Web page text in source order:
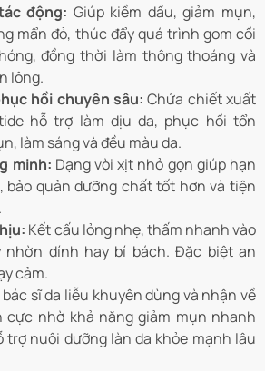
động: Giúp kiềm dầu, giảm mụn,
mẩn đỏ, thúc đẩy quá trình gom cồi
đồng thời làm thông thoáng và
lông.
hồi chuyên sâu: Chứa chiết xuất
hỗ trợ làm dịu da, phục hồi tổn
làm sáng và đều màu da.
minh: Dạng vòi xịt nhỏ gọn giúp hạn
bảo quản dưỡng chất tốt hơn và tiện
Kết cấu lỏng nhẹ, thấm nhanh vào
nhờn dính hay bí bách. Đặc biệt an
cảm.
sĩ da liễu khuyên dùng và nhận về
nhờ khả năng giảm mụn nhanh
nuôi dưỡng làn da khỏe mạnh lâu